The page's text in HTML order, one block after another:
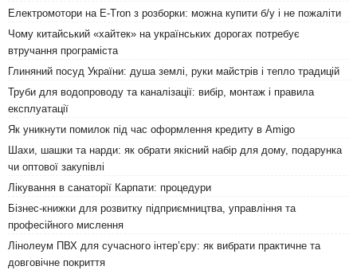
Електромотори на E-Tron з розборки: можна купити б/у і не пожаліти
Чому китайський «хайтек» на українських дорогах потребує
втручання програміста
Глиняний посуд України: душа землі, руки майстрів і тепло традицій
Труби для водопроводу та каналізації: вибір, монтаж і правила
експлуатації
Як уникнути помилок під час оформлення кредиту в Amigo
Шахи, шашки та нарди: як обрати якісний набір для дому, подарунка
чи оптової закупівлі
Лікування в санаторії Карпати: процедури
Бізнес-книжки для розвитку підприємництва, управління та
професійного мислення
Лінолеум ПВХ для сучасного інтер’єру: як вибрати практичне та
довговічне покриття